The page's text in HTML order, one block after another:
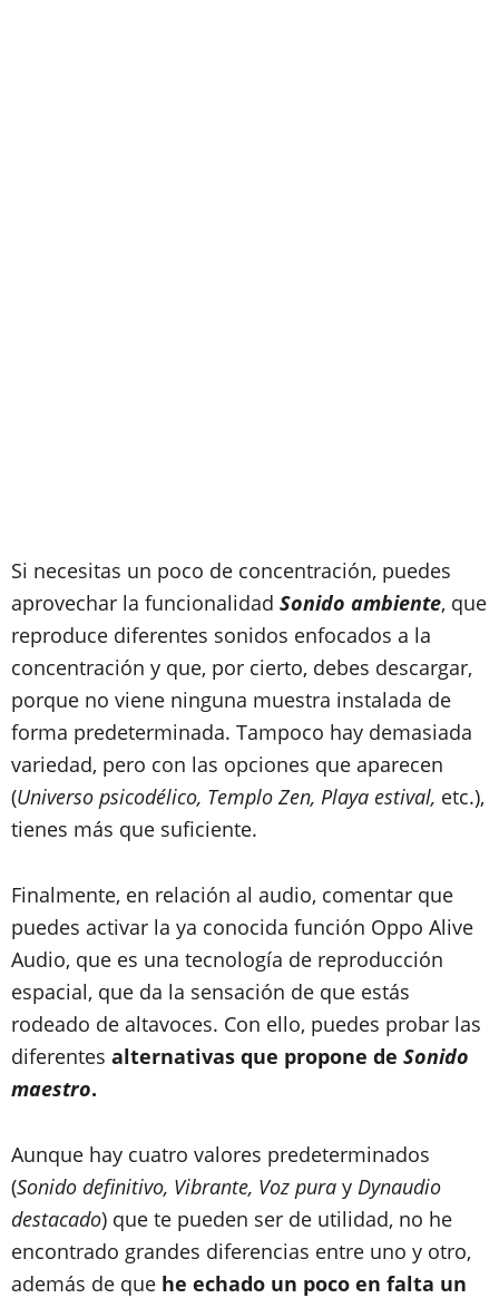
Si necesitas un poco de concentración, puedes
aprovechar la funcionalidad Sonido ambiente, que
reproduce diferentes sonidos enfocados a la
concentración y que, por cierto, debes descargar,
porque no viene ninguna muestra instalada de
forma predeterminada. Tampoco hay demasiada
variedad, pero con las opciones que aparecen
(Universo psicodélico, Templo Zen, Playa estival, etc.),
tienes más que suficiente.
Finalmente, en relación al audio, comentar que
puedes activar la ya conocida función Oppo Alive
Audio, que es una tecnología de reproducción
espacial, que da la sensación de que estás
rodeado de altavoces. Con ello, puedes probar las
diferentes alternativas que propone de Sonido
maestro.
Aunque hay cuatro valores predeterminados
(Sonido definitivo, Vibrante, Voz pura y Dynaudio
destacado) que te pueden ser de utilidad, no he
encontrado grandes diferencias entre uno y otro,
además de que he echado un poco en falta un